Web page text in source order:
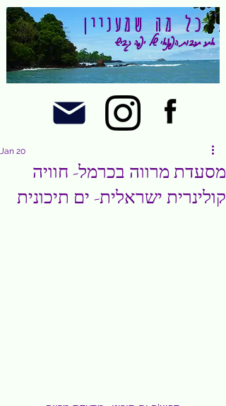
אתר תרבות הפנאי של יפה גביש
כל מה שמעניין
מסעדת מרווה בכרמל- חוויה
קולינרית ישראלית- ים תיכונית
Jan 20